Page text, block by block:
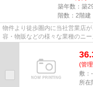
築年数：築
階数：2階建
物件より徒歩圏内に当社営業店
容・物販などの様々な業種のニ
尚、弊社ではおとり広告は一切...
(管
敷：
所在